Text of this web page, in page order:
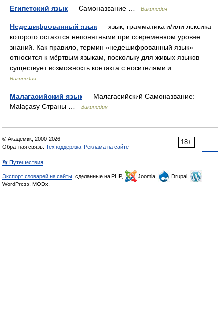
Египетский язык — Самоназвание … Википедия
Недешифрованный язык — язык, грамматика и/или лексика
которого остаются непонятными при современном уровне
знаний. Как правило, термин «недешифрованный язык»
относится к мёртвым языкам, поскольку для живых языков
существует возможность контакта с носителями и… …
Википедия
Малагасийский язык — Малагасийский Самоназвание:
Malagasy Страны …
Википедия
18+
© Академик, 2000-2026
Обратная связь: Техподдержка Реклама на сайте
👣 Путешествия
Экспорт словарей на сайты , сделанные на PHP, Joomla,
Drupal,
WordPress, MODx.